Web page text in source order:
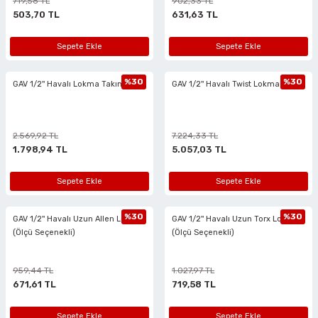
503,70 TL
Sepete Ekle
631,63 TL
Sepete Ekle
GAV 1/2'' Havalı Lokma Takımı%30
2.569,92 TL
1.798,94 TL
Sepete Ekle
GAV 1/2'' Havalı Twist Lokma Seti
%30
7.224,33 TL
5.057,03 TL
Sepete Ekle
GAV 1/2'' Havalı Uzun Allen Lokma
(Ölçü Seçenekli)
%30
959,44 TL
671,61 TL
GAV 1/2'' Havalı Uzun Torx Lokma
(Ölçü Seçenekli)
%30
1.027,97 TL
719,58 TL